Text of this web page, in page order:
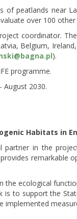
peatlands near
over 100
coordinator.
Belgium,
).
programme.
August 2030.
Habitats in
partner in the
ecological
to support the